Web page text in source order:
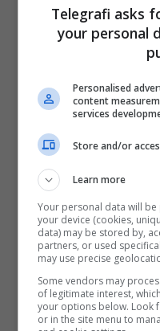
Telegrafi asks
your personal
Personalised
content
services
Store and/or
Learn more
Your personal data will
your device (cookies,
data) may be stored by,
partners, or used
may use precise
Some vendors may
of legitimate interest,
your options below. Look
or in the site menu to